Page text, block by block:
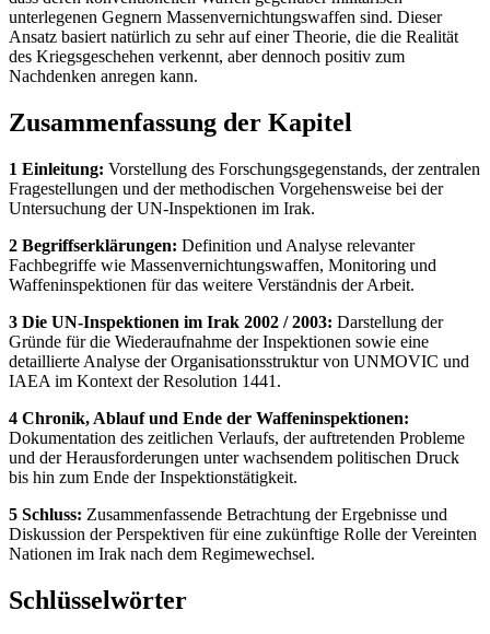
unterlegenen Gegnern Massenvernichtungswaffen sind. Dieser
Ansatz basiert natürlich zu sehr auf einer Theorie, die die Realität
des Kriegsgeschehen verkennt, aber dennoch positiv zum
Nachdenken anregen kann.
Zusammenfassung der Kapitel
1 Einleitung: Vorstellung des Forschungsgegenstands, der zentralen
Fragestellungen und der methodischen Vorgehensweise bei der
Untersuchung der UN-Inspektionen im Irak.
2 Begriffserklärungen: Definition und Analyse relevanter
Fachbegriffe wie Massenvernichtungswaffen, Monitoring und
Waffeninspektionen für das weitere Verständnis der Arbeit.
3 Die UN-Inspektionen im Irak 2002 / 2003: Darstellung der
Gründe für die Wiederaufnahme der Inspektionen sowie eine
detaillierte Analyse der Organisationsstruktur von UNMOVIC und
IAEA im Kontext der Resolution 1441.
4 Chronik, Ablauf und Ende der Waffeninspektionen:
Dokumentation des zeitlichen Verlaufs, der auftretenden Probleme
und der Herausforderungen unter wachsendem politischen Druck
bis hin zum Ende der Inspektionstätigkeit.
5 Schluss: Zusammenfassende Betrachtung der Ergebnisse und
Diskussion der Perspektiven für eine zukünftige Rolle der Vereinten
Nationen im Irak nach dem Regimewechsel.
Schlüsselwörter